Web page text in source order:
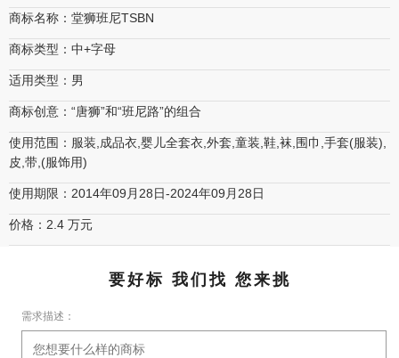
商标名称：堂狮班尼TSBN
商标类型：中+字母
适用类型：男
商标创意：“唐狮”和“班尼路”的组合
使用范围：服装,成品衣,婴儿全套衣,外套,童装,鞋,袜,围巾,手套(服装),
皮,带,(服饰用)
使用期限：2014年09月28日-2024年09月28日
价格：2.4 万元
要好标 我们找 您来挑
需求描述：